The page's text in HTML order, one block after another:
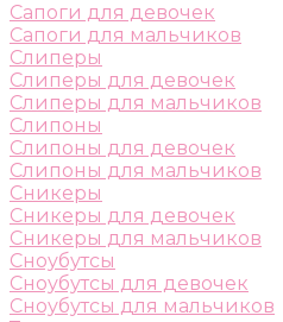
Сапоги для девочек
Сапоги для мальчиков
Слиперы
Слиперы для девочек
Слиперы для мальчиков
Слипоны
Слипоны для девочек
Слипоны для мальчиков
Сникеры
Сникеры для девочек
Сникеры для мальчиков
Сноубутсы
Сноубутсы для девочек
Сноубутсы для мальчиков